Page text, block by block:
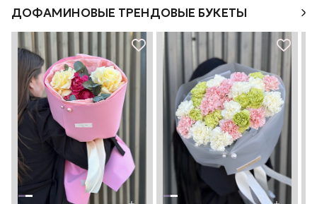
ДОФАМИНОВЫЕ ТРЕНДОВЫЕ БУКЕТЫ